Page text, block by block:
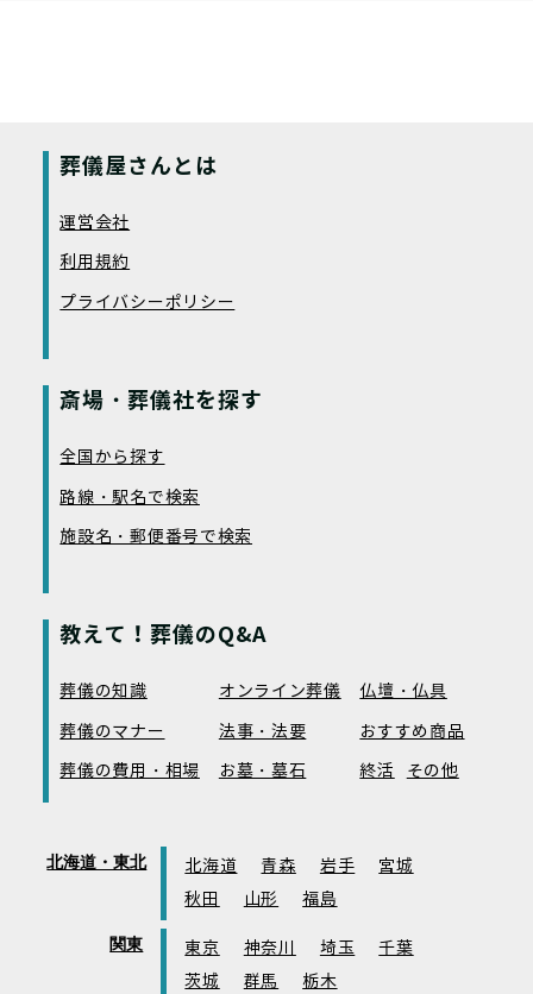
葬儀屋さんとは
運営会社
利用規約
プライバシーポリシー
斎場・葬儀社を探す
全国から探す
路線・駅名で検索
施設名・郵便番号で検索
教えて！葬儀のQ&A
葬儀の知識 オンライン葬儀
仏壇・仏具
葬儀のマナー
法事・法要
おすすめ商品
葬儀の費用・相場
お墓・墓石 終活 その他
北海道・東北 北海道 青森 岩手
宮城
秋田
山形 福島
関東 東京 神奈川 埼玉
千葉
茨城
群馬 栃木